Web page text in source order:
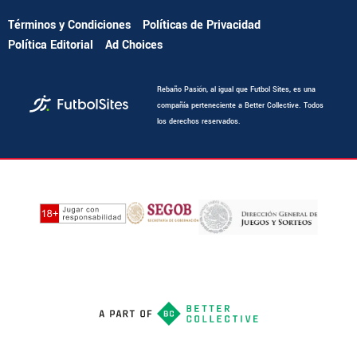
Términos y Condiciones
Políticas de Privacidad
Política Editorial
Ad Choices
Rebaño Pasión, al igual que Futbol Sites, es una
compañía perteneciente a Better Collective. Todos
los derechos reservados.